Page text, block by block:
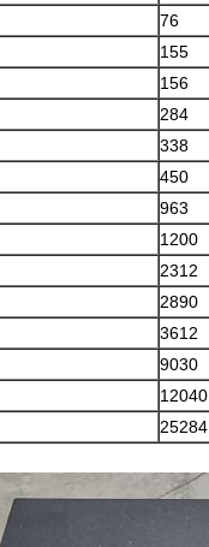
76
155
156
284
338
450
963
1200
2312
2890
3612
9030
12040
25284